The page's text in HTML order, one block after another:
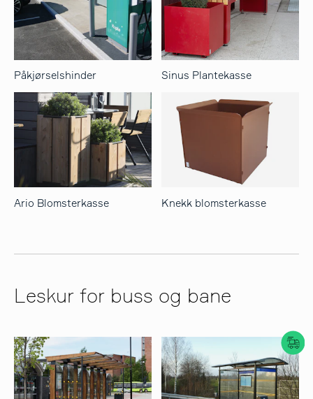
Påkjørselshinder Sinus Plantekasse
Ario Blomsterkasse Knekk blomsterkasse
Leskur for buss og bane